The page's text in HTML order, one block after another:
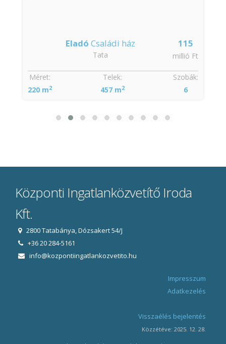
115
millió Ft
Eladó Családi ház
Tata
Szobák:
6
Méret:
220 m2
Telek:
457 m2
Központi Ingatlanközvetítő Iroda
Kft.
2800 Tatabánya, Dózsakert 54/J
+36 20 284-5161
info@kozpontiingatlankozvetito.hu
Impresszum
Adatkezelés
Visszaélés bejelentés
Közzétéve: 2025. 12. 28.